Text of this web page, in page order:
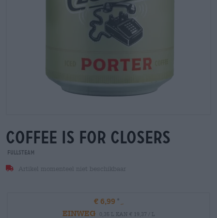
coffee is for closers
Fullsteam
Artikel momenteel niet beschikbaar
€ 6,99
EINWEG
0,35 L KAN € 19,37 / L